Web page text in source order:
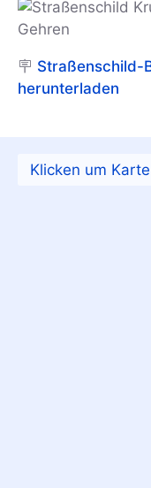
🪧 Straßenschild-
herunterladen